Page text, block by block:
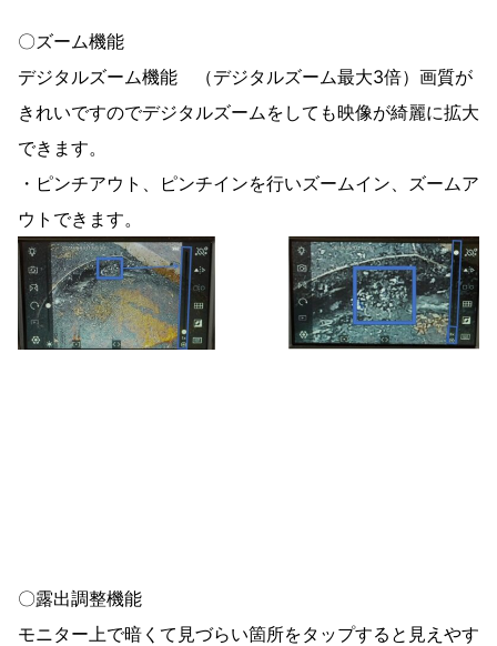
〇ズーム機能
デジタルズーム機能 （デジタルズーム最大3倍）画質が
きれいですのでデジタルズームをしても映像が綺麗に拡大
できます。
・ピンチアウト、ピンチインを行いズームイン、ズームア
ウトできます。
〇露出調整機能
モニター上で暗くて見づらい箇所をタップすると見えやす